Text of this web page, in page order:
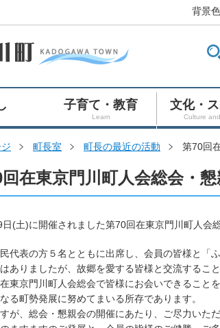
背景
子育て・教育
Learn
文化・
Culture
町長室 町長の最近の活動 第70回
在東京門川町人会総会・
(土)に開催されました第70回在東京門川町人会
代表の方５名とともに出席し、会員の皆様と「
ありましたが、故郷を愛する皆様と交流するこ
東京門川町人会総会で皆様にお会いできること
る町勢発展に努めてまいる所存であります。
が、総会・懇親会の開催にあたり、ご尽力いた